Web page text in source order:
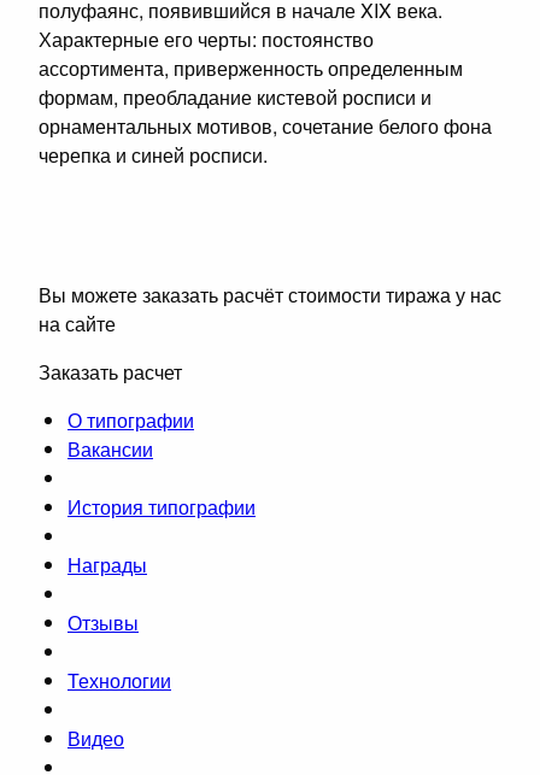
полуфаянс, появившийся в начале XIX века.
Характерные его черты: постоянство
ассортимента, приверженность определенным
формам, преобладание кистевой росписи и
орнаментальных мотивов, сочетание белого фона
черепка и синей росписи.
Вы можете заказать расчёт стоимости тиража у нас
на сайте
Заказать расчет
О типографии
Вакансии
История типографии
Награды
Отзывы
Технологии
Видео